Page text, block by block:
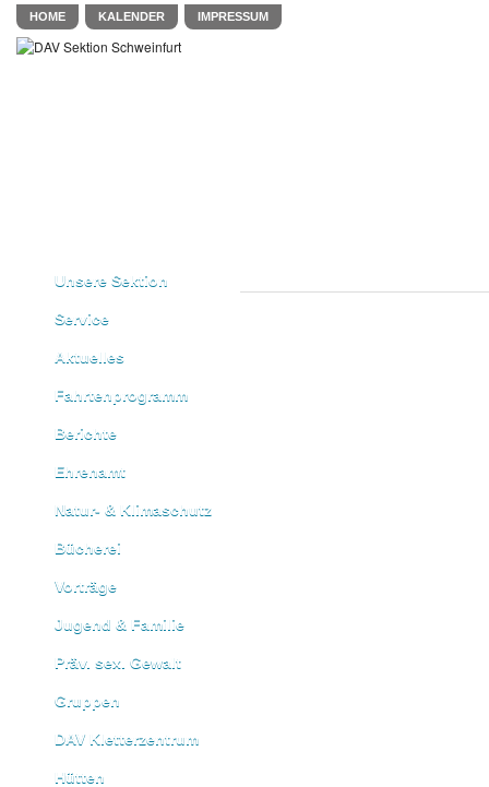
HOME KALENDER IMPRESSUM
Unsere Sektion
Service
Aktuelles
Fahrtenprogramm
Berichte
Ehrenamt
Natur- & Klimaschutz
Bücherei
Vorträge
Jugend & Familie
Präv. sex. Gewalt
Gruppen
DAV Kletterzentrum
Hütten